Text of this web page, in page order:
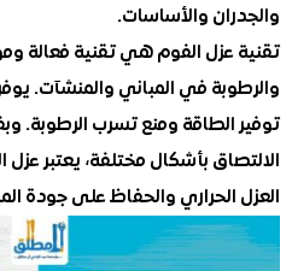
والأساسات.
الفوم هي تقنية فعالة وموثوقة
في المباني والمنشآت. يوفر عزل
ومنع تسرب الرطوبة. وبفضل
بأشكال مختلفة، يعتبر عزل الفوم
والحفاظ على جودة المباني.